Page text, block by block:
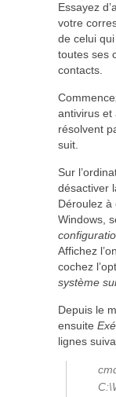
Essayez
votre
de celui
toutes ses
contacts.
antivirus et
résolvent
suit.
Sur
désactiver
Déroulez à
Windows,
Affichez
cochez
système
Depuis le
ensuite
lignes